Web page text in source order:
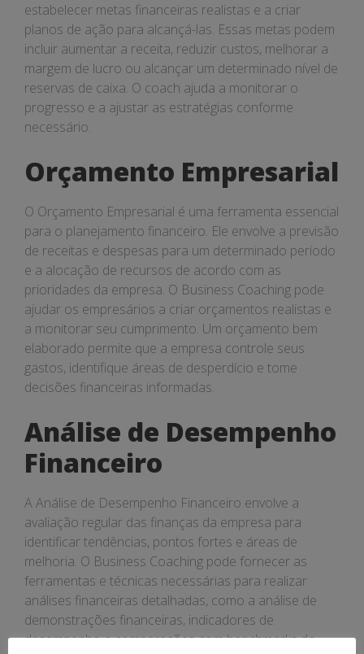
estabelecer metas financeiras realistas e a criar
planos de ação para alcançá-las. Essas metas podem
incluir aumentar a receita, reduzir custos, melhorar a
margem de lucro ou alcançar um determinado nível de
reservas de caixa. O coach ajuda a monitorar o
progresso e a ajustar as estratégias conforme
necessário.
Orçamento Empresarial
O Orçamento Empresarial é uma ferramenta essencial
para o planejamento financeiro. Ele envolve a previsão
de receitas e despesas para um determinado período
e a alocação de recursos de acordo com as
prioridades da empresa. O Business Coaching pode
ajudar os empresários a criar orçamentos realistas e
a monitorar seu cumprimento. Um orçamento bem
elaborado permite que a empresa controle seus
gastos, identifique áreas de desperdício e tome
decisões financeiras informadas.
Análise de Desempenho
Financeiro
A Análise de Desempenho Financeiro envolve a
avaliação regular das finanças da empresa para
identificar tendências, pontos fortes e áreas de
melhoria. O Business Coaching pode fornecer as
ferramentas e técnicas necessárias para realizar
análises financeiras detalhadas, como a análise de
demonstrações financeiras, indicadores de
desempenho e comparações com benchmarks do